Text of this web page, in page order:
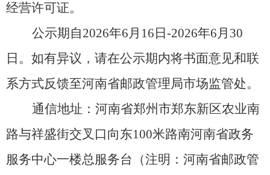
经营许可证。
公示期自2026年6月16日-2026年6月30
日。如有异议，请在公示期内将书面意见和联
系方式反馈至河南省邮政管理局市场监管处。
通信地址：河南省郑州市郑东新区农业南
路与祥盛街交叉口向东100米路南河南省政务
服务中心一楼总服务台（注明：河南省邮政管